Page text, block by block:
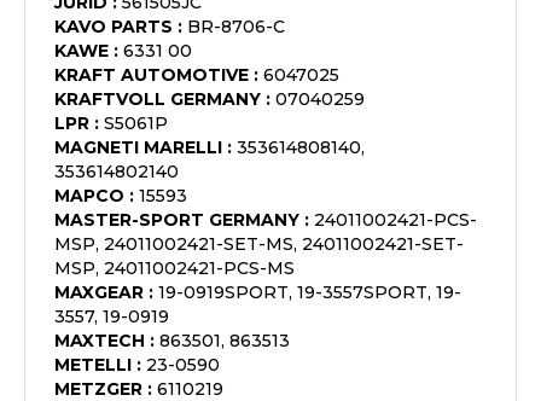
KAVO PARTS : BR-8706-C
KAWE : 6331 00
KRAFT AUTOMOTIVE : 6047025
KRAFTVOLL GERMANY : 07040259
LPR : S5061P
MAGNETI MARELLI : 353614808140,
353614802140
MAPCO : 15593
MASTER-SPORT GERMANY : 24011002421-PCS-
MSP, 24011002421-SET-MS, 24011002421-SET-
MSP, 24011002421-PCS-MS
MAXGEAR : 19-0919SPORT, 19-3557SPORT, 19-
3557, 19-0919
MAXTECH : 863501, 863513
METELLI : 23-0590
METZGER : 6110219